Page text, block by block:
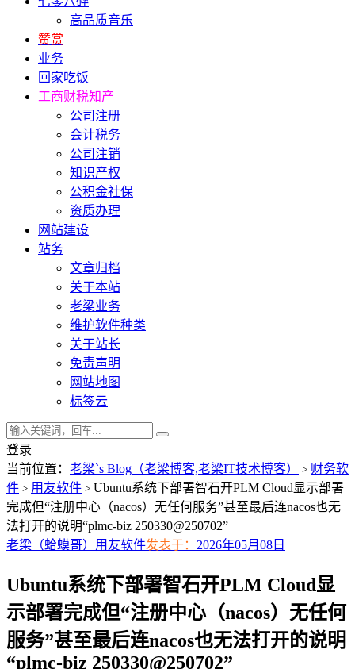
高品质音乐
赞赏
业务
回家吃饭
工商财税知产
公司注册
会计税务
公司注销
知识产权
公积金社保
资质办理
网站建设
站务
文章归档
关于本站
老梁业务
维护软件种类
关于站长
免责声明
网站地图
标签云
登录
当前位置： 老梁`s Blog（老梁博客,老梁IT技术博客） > 财务软
件 > 用友软件 > Ubuntu系统下部署智石开PLM Cloud显示部署
完成但“注册中心（nacos）无任何服务”甚至最后连nacos也无
法打开的说明“plmc-biz 250330@250702”
老梁（蛤蟆哥） 用友软件发表于： 2026年05月08日
Ubuntu系统下部署智石开PLM Cloud显
示部署完成但“注册中心（nacos）无任何
服务”甚至最后连nacos也无法打开的说明
“plmc-biz 250330@250702”